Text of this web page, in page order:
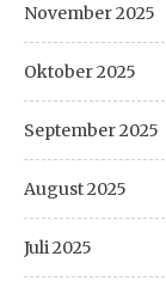
November 2025
Oktober 2025
September 2025
August 2025
Juli 2025